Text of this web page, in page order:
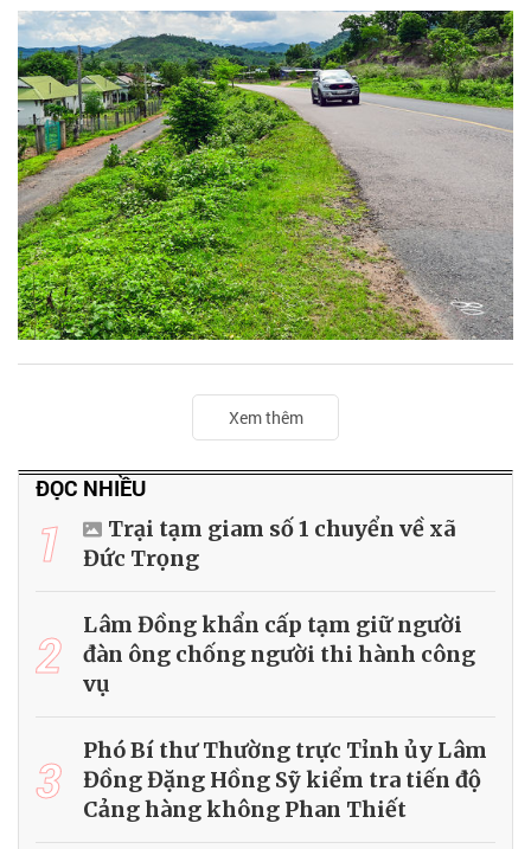
Xem thêm
ĐỌC NHIỀU
1
Trại tạm giam số 1 chuyển về xã
Đức Trọng
2
Lâm Đồng khẩn cấp tạm giữ người
đàn ông chống người thi hành công
vụ
3
Phó Bí thư Thường trực Tỉnh ủy Lâm
Đồng Đặng Hồng Sỹ kiểm tra tiến độ
Cảng hàng không Phan Thiết